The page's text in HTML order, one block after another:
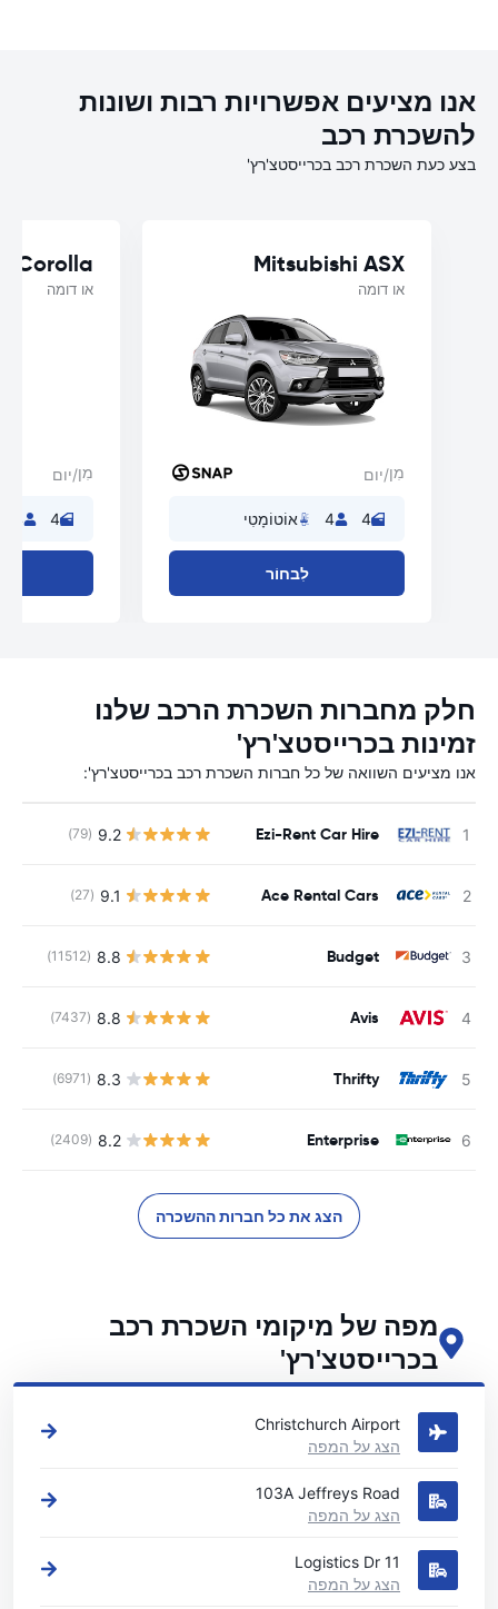
אנו מציעים אפשרויות רבות ושונות
להשכרת רכב
בצע כעת השכרת רכב בכרייסטצ'רץ'
Mitsubishi ASX
או דומה
מִן/יום
4
4 אוֹטוֹמָטִי
לִבחוֹר
Corolla
או דומה
מִן/יום
4
4
חלק מחברות השכרת הרכב שלנו
זמינות בכרייסטצ'רץ'
אנו מציעים השוואה של כל חברות השכרת רכב בכרייסטצ'רץ':
Ezi-Rent Car Hire
9.2
(79)
Ace Rental Cars
9.1
(27)
Budget
8.8
(11512)
Avis
8.8
(7437)
Thrifty
8.3
(6971)
Enterprise
8.2
(2409)
הצג את כל חברות ההשכרה
מפה של מיקומי השכרת רכב
בכרייסטצ'רץ'
ראה את מיקומי השכרת הרכב העיקריים שלנו בכרייסטצ'רץ'
Christchurch Airport
הצג על המפה
103A Jeffreys Road
הצג על המפה
11 Logistics Dr
הצג על המפה